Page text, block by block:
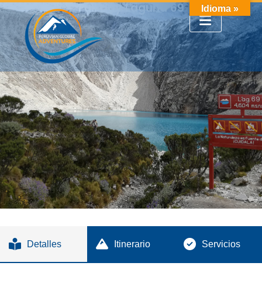
Full day Laguna 69
Detalles Itinerario Servicios
Idioma »